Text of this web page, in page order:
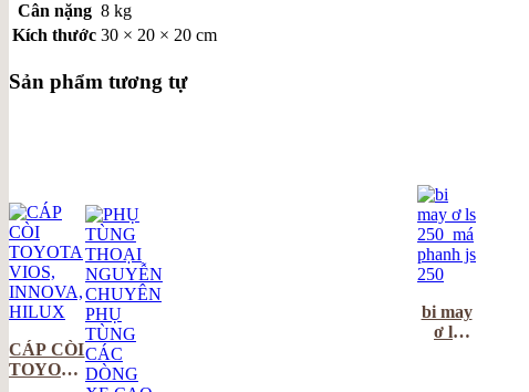
Cân nặng 8 kg
Kích thước 30 × 20 × 20 cm
Sản phẩm tương tự
CÁP CÒI
TOYOTA
bi may
ơ ls